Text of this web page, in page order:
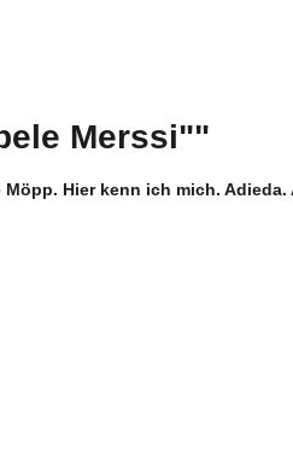
Merssi""
Hier kenn ich mich. Adieda.